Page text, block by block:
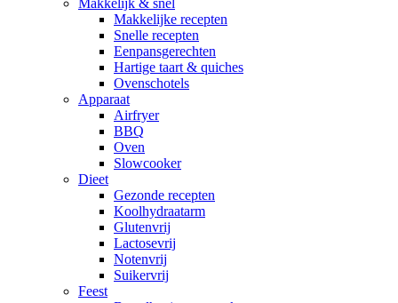
Makkelijk & snel
Makkelijke recepten
Snelle recepten
Eenpansgerechten
Hartige taart & quiches
Ovenschotels
Apparaat
Airfryer
BBQ
Oven
Slowcooker
Dieet
Gezonde recepten
Koolhydraatarm
Glutenvrij
Lactosevrij
Notenvrij
Suikervrij
Feest